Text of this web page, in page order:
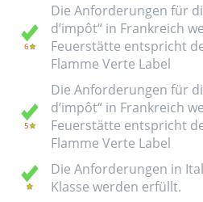
Die Anforderungen für
d’impôt“ in Frankreich
Feuerstätte entspricht
Flamme Verte Label
Die Anforderungen für
d’impôt“ in Frankreich
Feuerstätte entspricht
Flamme Verte Label
Die Anforderungen in
Klasse werden erfüllt.